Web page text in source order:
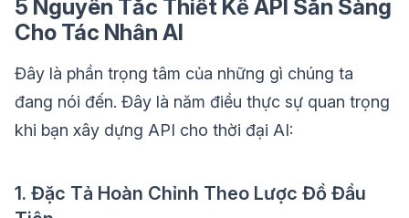
5 Nguyên Tắc Thiết Kế API Sẵn Sàng
Cho Tác Nhân AI
Đây là phần trọng tâm của những gì chúng ta
đang nói đến. Đây là năm điều thực sự quan trọng
khi bạn xây dựng API cho thời đại AI:
1. Đặc Tả Hoàn Chỉnh Theo Lược Đồ Đầu